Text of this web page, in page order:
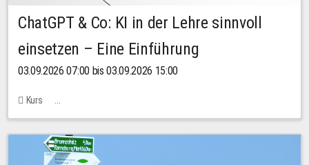
ChatGPT & Co: KI in der Lehre sinnvoll
einsetzen – Eine Einführung
03.09.2026 07:00 bis 03.09.2026 15:00
Kurs
Bachstraße 18k - SR 102 (Seminarraum Servicestelle LehreLernen)